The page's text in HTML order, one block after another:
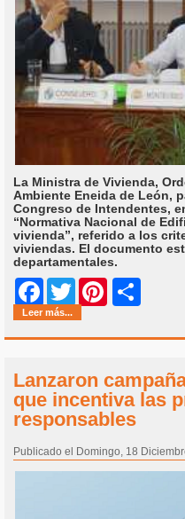
La Ministra de Vivienda,
Ambiente Eneida de León,
Congreso de Intendentes,
“Normativa Nacional de
vivienda”, referido a los
viviendas. El documento
departamentales.
Facebook
Twitter Pinterest
Leer más...
Lanzaron
que incentiva las
responsables
Publicado el Domingo, 18